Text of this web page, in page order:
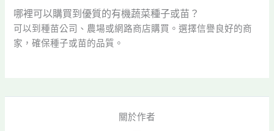
哪裡可以購買到優質的有機蔬菜種子或苗？
可以到種苗公司、農場或網路商店購買。選擇信譽良好的商
家，確保種子或苗的品質。
關於作者